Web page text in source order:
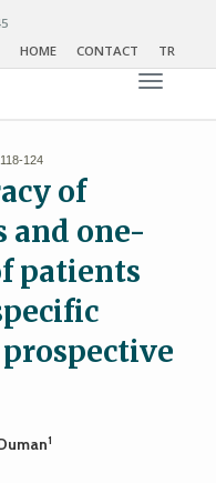
HOME
CONTACT TR
Toggle
118-124
of
and one-
patients
1